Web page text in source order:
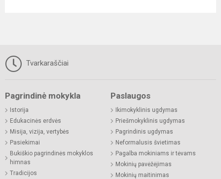
Tvarkaraščiai
Pagrindinė mokykla
Istorija
Edukacinės erdvės
Misija, vizija, vertybės
Pasiekimai
Bukiškio pagrindinės mokyklos
himnas
Tradicijos
Paslaugos
Ikimokyklinis ugdymas
Priešmokyklinis ugdymas
Pagrindinis ugdymas
Neformalusis švietimas
Pagalba mokiniams ir tėvams
Mokinių pavėžėjimas
Mokinių maitinimas